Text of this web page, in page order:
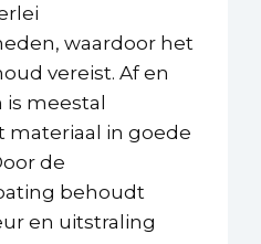
waardoor het
vereist. Af en
meestal
materiaal in goede
de
behoudt
en uitstraling